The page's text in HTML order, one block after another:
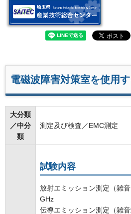
埼玉県 産業技術総合セン
電磁波障害対策室を使用
大分類
／中分
類
測定及び検査／EMC測定
試験内容
放射エミッション測定（雑
GHz
伝導エミッション測定（雑